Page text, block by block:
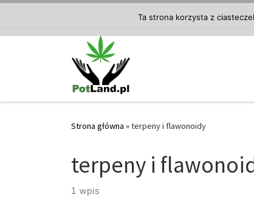
Strona główna »terpeny i flawonoidy
terpeny i
1 wpis
Ta strona korzysta z